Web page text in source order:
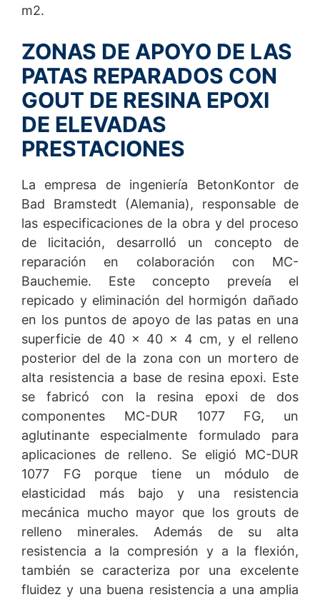
Hermes’ Hannover Hub
Las rampas de carga del centro
logístico de Hermes se
repararon rápidamente
m2.
ZONAS DE APOYO DE LAS
PATAS REPARADOS CON
GOUT DE RESINA EPOXI
DE ELEVADAS
PRESTACIONES
La empresa de ingeniería BetonKontor de
Bad Bramstedt (Alemania), responsable de
las especificaciones de la obra y del proceso
de licitación, desarrolló un concepto de
reparación en colaboración con MC-
Bauchemie. Este concepto preveía el
repicado y eliminación del hormigón dañado
en los puntos de apoyo de las patas en una
superficie de 40 x 40 x 4 cm, y el relleno
posterior del de la zona con un mortero de
alta resistencia a base de resina epoxi. Este
se fabricó con la resina epoxi de dos
componentes MC-DUR 1077 FG, un
aglutinante especialmente formulado para
aplicaciones de relleno. Se eligió MC-DUR
1077 FG porque tiene un módulo de
elasticidad más bajo y una resistencia
mecánica mucho mayor que los grouts de
relleno minerales. Además de su alta
resistencia a la compresión y a la flexión,
también se caracteriza por una excelente
fluidez y una buena resistencia a una amplia
a recibir información gratuita en cualquier momento
Para optimizar nuestro sitio web para usted y mejorarlo
continuamente, utilizamos cookies. Al utilizar nuestro
sitio web varias veces, acepta el uso de cookies.